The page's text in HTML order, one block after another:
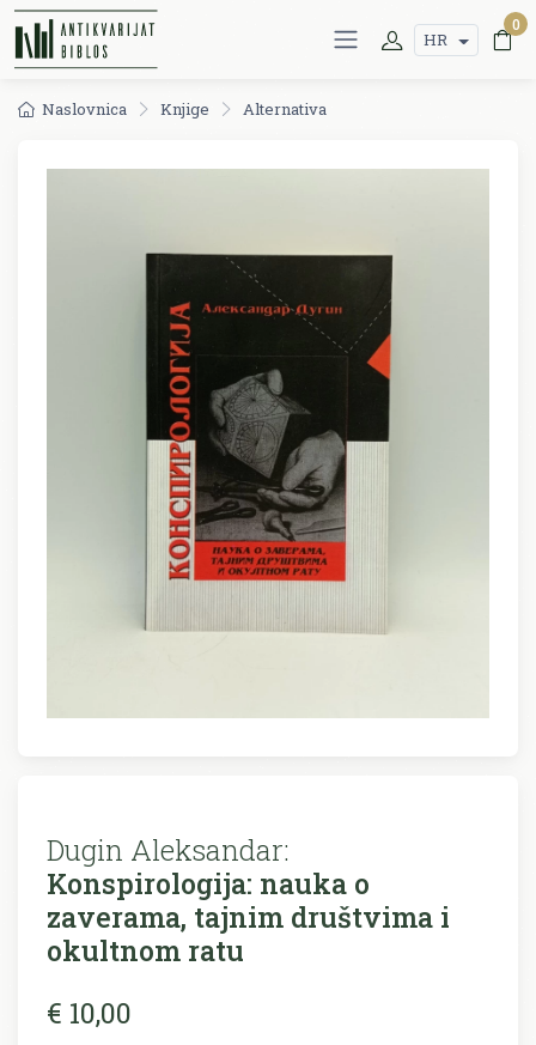
HR
0
Naslovnica Knjige Alternativa
Dugin Aleksandar:
Konspirologija: nauka o
zaverama, tajnim društvima i
okultnom ratu
€ 10,00